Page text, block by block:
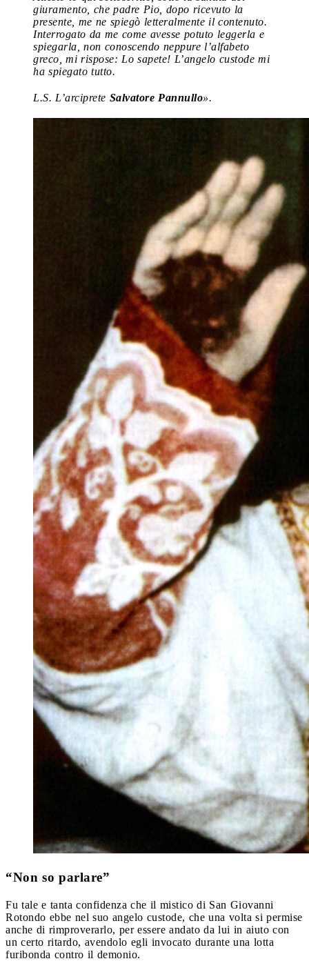
giuramento, che padre Pio, dopo ricevuto la
presente, me ne spiegò letteralmente il contenuto.
Interrogato da me come avesse potuto leggerla e
spiegarla, non conoscendo neppure l’alfabeto
greco, mi rispose: Lo sapete! L’angelo custode mi
ha spiegato tutto.
L.S. L’arciprete Salvatore Pannullo».
“Non so parlare”
Fu tale e tanta confidenza che il mistico di San Giovanni
Rotondo ebbe nel suo angelo custode, che una volta si permise
anche di rimproverarlo, per essere andato da lui in aiuto con
un certo ritardo, avendolo egli invocato durante una lotta
furibonda contro il demonio.